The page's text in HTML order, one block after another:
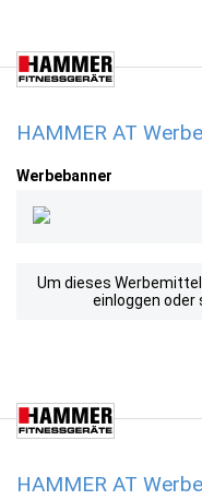
HAMMER AT
Werbebanner
Um dieses
einloggen oder
HAMMER AT